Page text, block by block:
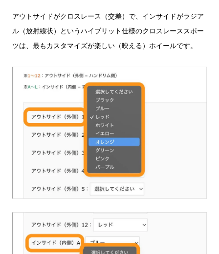
アウトサイドがクロスレース（交差）で、インサイドがラジア
ル（放射線状）というハイブリット仕様のクロスレーススポー
ツは、最もカスタマイズが楽しい（映える）ホイールです。